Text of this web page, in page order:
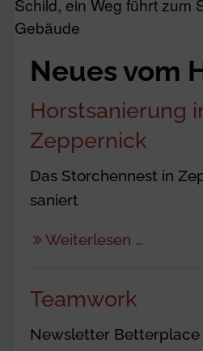
Neues vom
Horstsanierung
Zeppernick
Das Storchennest in
saniert
Weiterlesen …
Teamwork
Newsletter Betterplace